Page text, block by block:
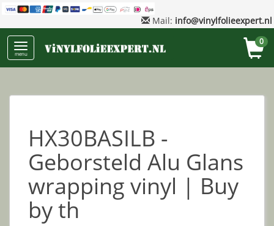
Mail: info@vinylfolieexpert.nl
menu
0
HX30BASILB -
Geborsteld Alu Glans
wrapping vinyl | Buy
by th